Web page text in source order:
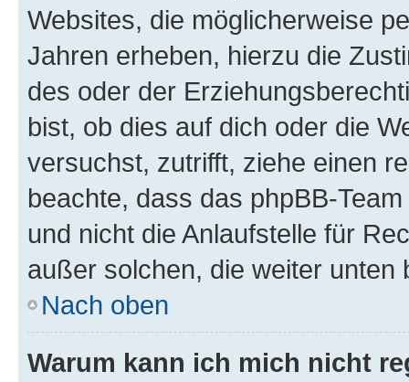
Websites, die möglicherweise
Jahren erheben, hierzu die
des oder der
bist, ob dies auf dich oder die
versuchst, zutrifft, ziehe einen
beachte, dass das phpBB-
und nicht die Anlaufstelle für
außer solchen, die weiter unten
Nach oben
Warum kann ich mich nicht